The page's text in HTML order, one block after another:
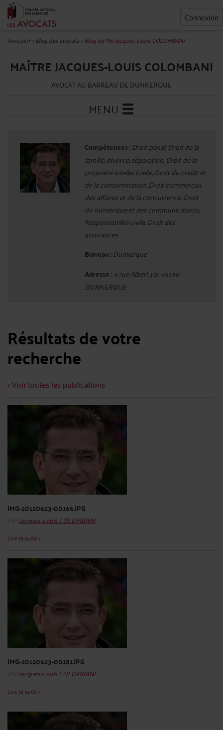
Connexion
Avocat.fr>Blog des avocats>Blog de Me Jacques-Louis COLOMBANI
MAÎTRE JACQUES-LOUIS COLOMBANI
AVOCAT AU BARREAU DE DUNKERQUE
MENU
Compétences : Droit pénal, Droit de la
famille, divorce, séparation, Droit de la
propriété intellectuelle, Droit du crédit et
de la consommation, Droit commercial,
des affaires et de la concurrence, Droit
du numérique et des communications,
Responsabilité civile, Droit des
assurances
Barreau : Dunkerque
Adresse :4 rue Albert 1er 59140
DUNKERQUE
Résultats de votre
recherche
< Voir toutes les publications
IMG-20120623-00166.JPG
Par Jacques-Louis COLOMBANI
Lire la suite >
IMG-20120623-00181.JPG
Par Jacques-Louis COLOMBANI
Lire la suite >